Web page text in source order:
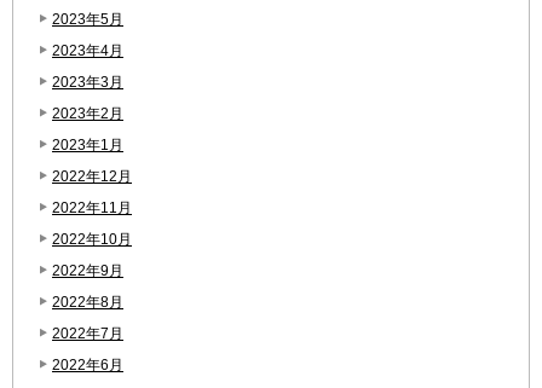
2023年5月
2023年4月
2023年3月
2023年2月
2023年1月
2022年12月
2022年11月
2022年10月
2022年9月
2022年8月
2022年7月
2022年6月